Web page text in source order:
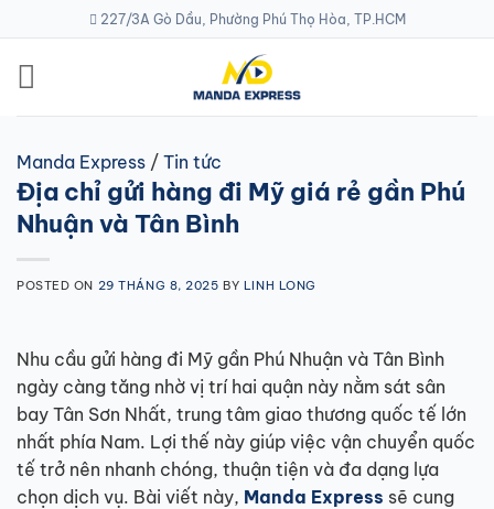
to
content
227/3A Gò Dầu, Phường Phú Thọ Hòa, TP.HCM
Manda Express / Tin tức
Địa chỉ gửi hàng đi Mỹ giá rẻ gần Phú
Nhuận và Tân Bình
POSTED ON 29 THÁNG 8, 2025 BY LINH LONG
Nhu cầu gửi hàng đi Mỹ gần Phú Nhuận và Tân Bình
ngày càng tăng nhờ vị trí hai quận này nằm sát sân
bay Tân Sơn Nhất, trung tâm giao thương quốc tế lớn
nhất phía Nam. Lợi thế này giúp việc vận chuyển quốc
tế trở nên nhanh chóng, thuận tiện và đa dạng lựa
chọn dịch vụ. Bài viết này, Manda Express sẽ cung